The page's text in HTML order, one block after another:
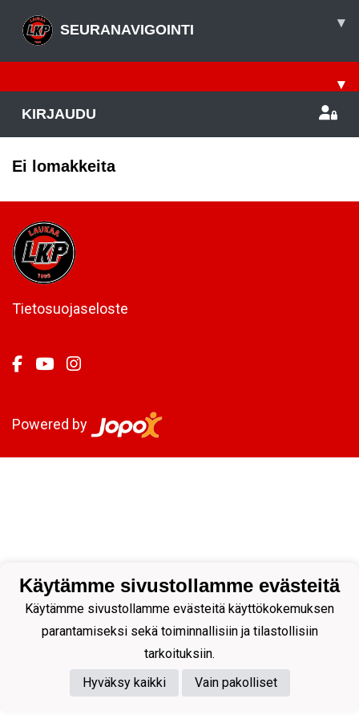
SEURANAVIGOINTI ▾
▾
KIRJAUDU
Ei lomakkeita
Tietosuojaseloste
Powered by
Käytämme sivustollamme evästeitä
Käytämme sivustollamme evästeitä käyttökokemuksen
parantamiseksi sekä toiminnallisiin ja tilastollisiin
tarkoituksiin.
Hyväksy kaikki
Vain pakolliset